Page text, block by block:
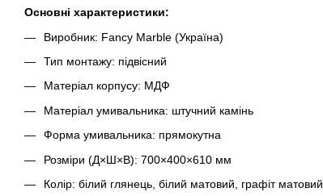
Основні характеристики:
Виробник: Fancy Marble (Україна)
Тип монтажу: підвісний
Матеріал корпусу: МДФ
Матеріал умивальника: штучний камінь
Форма умивальника: прямокутна
Розміри (Д×Ш×В): 700×400×610 мм
Колір: білий глянець, білий матовий, графіт матовий